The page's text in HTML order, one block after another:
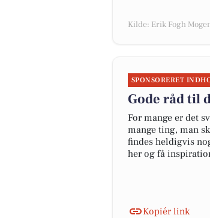
Kilde: Erik Fogh
SPONSORERET
Gode råd til
For mange er det
mange ting, man
findes heldigvis
her og få
Kopiér link